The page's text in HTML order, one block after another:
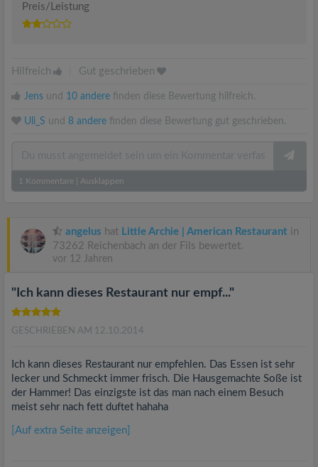
Preis/Leistung
Hilfreich Gut geschrieben
Jens und 10 andere finden diese Bewertung hilfreich.
Uli_S und 8 andere finden diese Bewertung gut geschrieben.
1 Kommentare Ausklappen
angelus hat Little Archie | American Restaurant in
73262 Reichenbach an der Fils bewertet.
vor 12 Jahren
"Ich kann dieses Restaurant nur empf..."
GESCHRIEBEN AM 12.10.2014
Ich kann dieses Restaurant nur empfehlen. Das Essen ist sehr
lecker und Schmeckt immer frisch. Die Hausgemachte Soße ist
der Hammer! Das einzigste ist das man nach einem Besuch
meist sehr nach fett duftet hahaha
[Auf extra Seite anzeigen]